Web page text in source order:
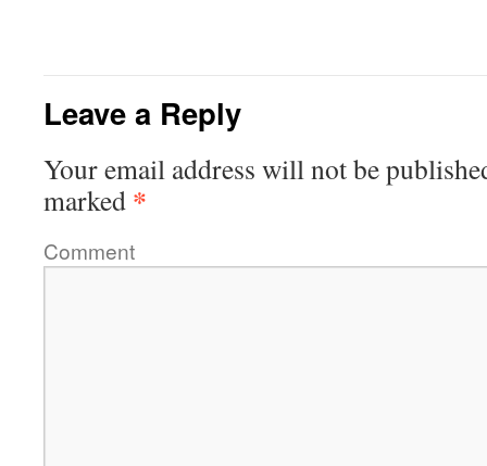
Leave a Reply
Your email address will not be
marked *
Comment